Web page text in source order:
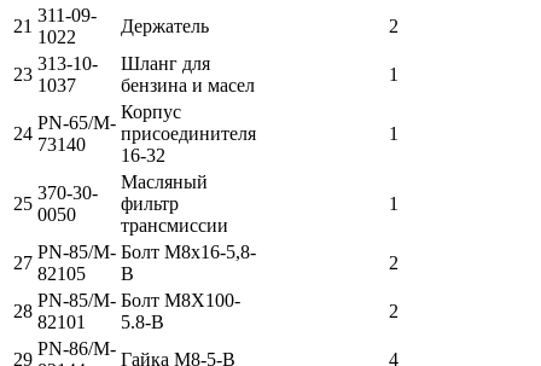
21
311-09-
1022
Держатель 2
23
313-10-
1037
Шланг для
бензина и масел
1
24
PN-65/M-
73140
Корпус
присоединителя
16-32
1
25
370-30-
0050
Масляный
фильтр
трансмиссии
1
27
PN-85/M-
82105
Болт М8х16-5,8-
В
2
28
PN-85/M-
82101
Болт М8Х100-
5.8-В
2
29
PN-86/M-
Гайка М8-5-В 4